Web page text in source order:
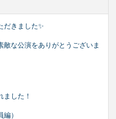
だきました✨
敵な公演をありがとうございま
ました！
）